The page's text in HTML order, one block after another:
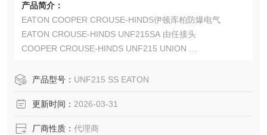
产品简介：
EATON COOPER CROUSE-HINDS伊顿库柏防爆电气
EATON CROUSE-HINDS UNF215SA 由任接头
COOPER CROUSE-HINDS UNF215 UNION
EATON CROUSE-HINDS总代理-Kunshan Beiyuan Electric
产品型号： UNF215 SS EATON
更新时间： 2026-03-31
厂商性质： 代理商